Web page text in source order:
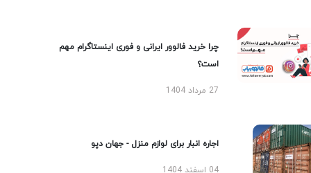
چرا خرید فالوور ایرانی و فوری اینستاگرام مهم
است؟
27 مرداد 1404
اجاره انبار برای لوازم منزل - جهان دپو
04 اسفند 1404